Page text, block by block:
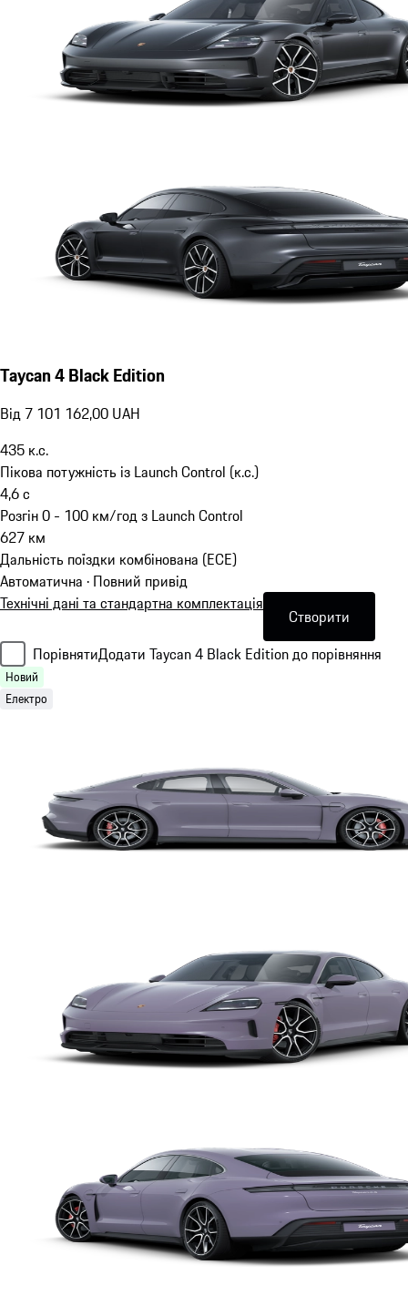
Taycan 4 Black Edition
Від 7 101 162,00 UAH
435 к.с.
Пікова потужність із Launch Control (к.с.)
4,6с
Розгін 0 - 100 км/год з Launch Control
627 км
Дальність поїздки комбінована (ECE)
Автоматична · Повний привід
Технічні дані та стандартна комплектація
Створити
ПорівнятиДодати Taycan 4 Black Edition до порівняння
Новий
Електро